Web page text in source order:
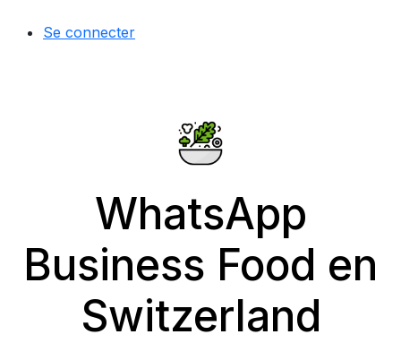
Se connecter
WhatsApp
Business Food en
Switzerland